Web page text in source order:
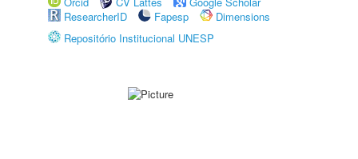
ResearcherID
Fapesp
Dimensions
Repositório Institucional UNESP